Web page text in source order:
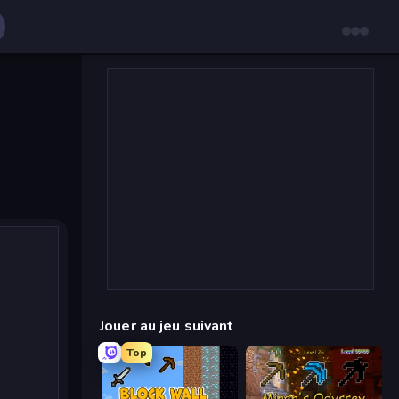
Jouer au jeu suivant
Top